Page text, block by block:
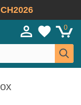
CH2026
0